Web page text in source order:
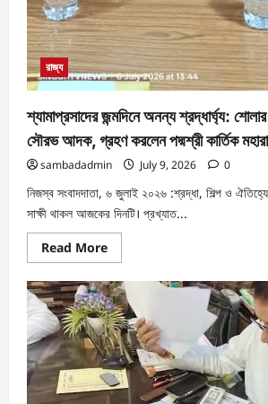
রাজ্য
শ্যামাপ্রসাদের জন্মদিনে অনন্য শ্রদ্ধার্ঘ্য:
সৌরভ আদক, গ্রহণ করলেন পদ্মশ্রী কার্তিক
sambadadmin July 9, 2026 0
নিজস্ব সংবাদদাতা, ৬ জুলাই ২০২৬ :শ্রদ্ধা, শিল্প ও
সাক্ষী থাকল আজকের দিনটি। প্রখ্যাত...
Read More